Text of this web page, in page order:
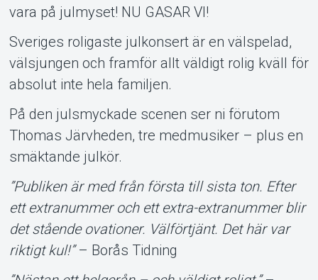
vara på julmyset! NU GASAR VI!
Sveriges roligaste julkonsert är en välspelad,
välsjungen och framför allt väldigt rolig kväll för
absolut inte hela familjen.
På den julsmyckade scenen ser ni förutom
Thomas Järvheden, tre medmusiker – plus en
smäktande julkör.
”Publiken är med från första till sista ton. Efter
ett extranummer och ett extra-extranummer blir
det stående ovationer. Välförtjänt. Det här var
riktigt kul!”– Borås Tidning